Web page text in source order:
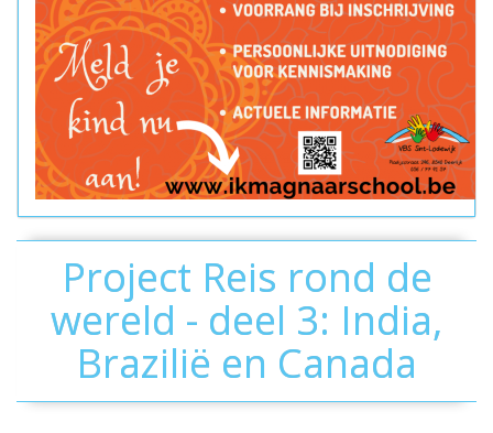
Project Reis rond de
wereld - deel 3: India,
Brazilië en Canada